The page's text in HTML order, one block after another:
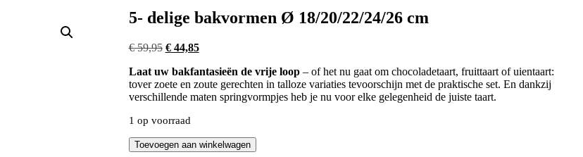
5- delige bakvormen Ø 18/20/22/24/26 cm
€59,95 Oorspronkelijke
was:
€ 59,95.
€44,85Huidige
is:
€ 44,85.
Laat uw bakfantasieën de vrije loop– of het nu gaat om chocoladetaart, fruittaart of uientaart:
tover zoete en zoute gerechten in talloze variaties tevoorschijn met de praktische set. En dankzij
verschillende maten springvormpjes heb je nu voor elke gelegenheid de juiste taart.
1 op voorraad
5-Toevoegen aan winkelwagen